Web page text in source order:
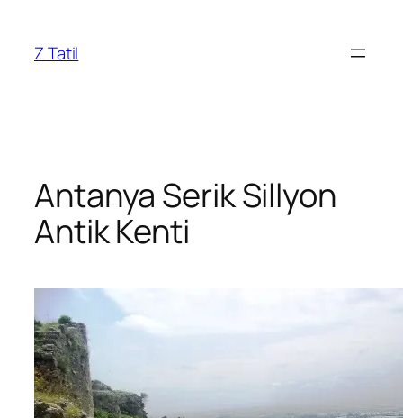
Z Tatil
Antanya Serik Sillyon
Antik Kenti